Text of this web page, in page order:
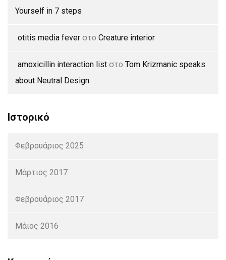
Yourself in 7 steps
otitis media fever στο Creature interior
amoxicillin interaction list στο Tom Krizmanic speaks
about Neutral Design
Ιστορικό
Φεβρουάριος 2025
Μάρτιος 2017
Φεβρουάριος 2017
Μάιος 2016